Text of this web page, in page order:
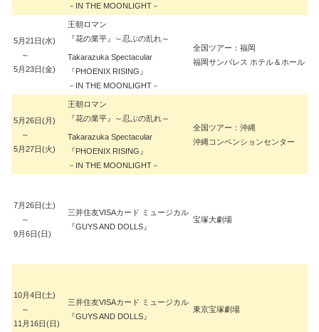
－IN THE MOONLIGHT－
5月21日(水)
～
5月23日(金)
王朝ロマン
『花の業平』～忍ぶの乱れ～
全国ツアー：福岡
福岡サンパレス ホテル＆ホール
Takarazuka Spectacular
『PHOENIX RISING』
－IN THE MOONLIGHT－
5月26日(月)
～
5月27日(火)
王朝ロマン
『花の業平』～忍ぶの乱れ～
全国ツアー：沖縄
沖縄コンベンションセンター
Takarazuka Spectacular
『PHOENIX RISING』
－IN THE MOONLIGHT－
7月26日(土)
～
9月6日(日)
三井住友VISAカード ミュージカル
『GUYS AND DOLLS』
宝塚大劇場
10月4日(土)
～
11月16日(日)
三井住友VISAカード ミュージカル
『GUYS AND DOLLS』
東京宝塚劇場